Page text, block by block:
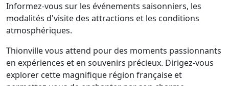
Informez-vous sur les événements saisonniers, les
modalités d'visite des attractions et les conditions
atmosphériques.
Thionville vous attend pour des moments passionnants
en expériences et en souvenirs précieux. Dirigez-vous
explorer cette magnifique région française et